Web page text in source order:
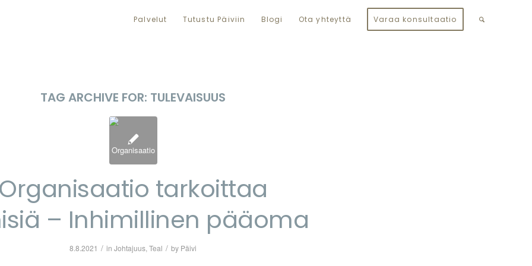
Palvelut Tutustu Päiviin Blogi Ota yhteyttä Varaa konsultaatio
TAG ARCHIVE FOR: TULEVAISUUS
tarkoittaa
– Inhimillinen pääoma
8.8.2021 / in Johtajuus, Teal / by Päivi